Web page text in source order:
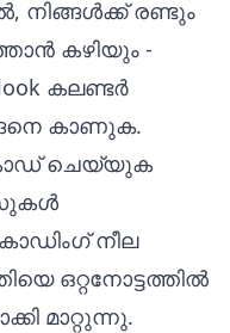
നിങ്ങൾക്ക് രണ്ടും
കഴിയും -
കലണ്ടർ
കാണുക.
ചെയ്യുക
നീല
ഒറ്റനോട്ടത്തിൽ
മാറ്റുന്നു.